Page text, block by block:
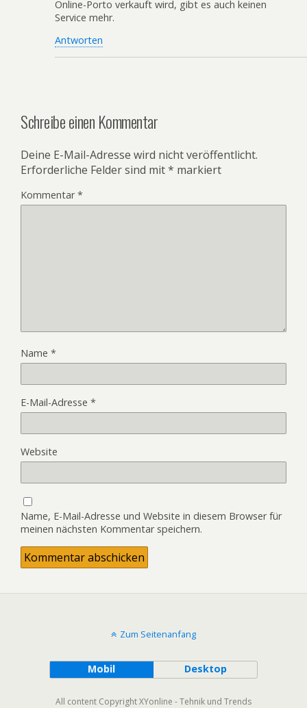
Online-Porto verkauft wird, gibt es auch keinen
Service mehr.
Antworten
Schreibe einen Kommentar
Deine E-Mail-Adresse wird nicht veröffentlicht.
Erforderliche Felder sind mit* markiert
Kommentar*
Name *
E-Mail-Adresse *
Website
Name, E-Mail-Adresse und Website in diesem Browser für
meinen nächsten Kommentar speichern.
Zum Seitenanfang
Mobil Desktop
All content Copyright XYonline - Tehnik und Trends